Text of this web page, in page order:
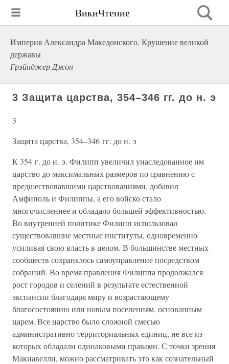
ВикиЧтение
Империя Александра Македонского. Крушение великой
державы
Грэйнджер Джон
3 Защита царства, 354–346 гг. до н. э
3
Защита царства, 354–346 гг. до н. э
К 354 г. до н. э. Филипп увеличил унаследованное им
царство до максимальных размеров по сравнению с
предшествовавшими царствованиями, добавил
Амфиполь и Филиппы, а его войско стало
многочисленнее и обладало большей эффективностью.
Во внутренней политике Филипп использовал
существовавшие местные институты, одновременно
усиливая свою власть в целом. В большинстве местных
сообществ сохранялось самоуправление посредством
собраний. Во время правления Филиппа продолжался
рост городов и селений в результате естественной
экспансии благодаря миру и возрастающему
благосостоянию или новым поселениям, основанным
царем. Все царство было сложной смесью
административно-территориальных единиц, не все из
которых обладали одинаковыми правами. С точки зрения
Макиавелли, можно рассматривать это как сознательный